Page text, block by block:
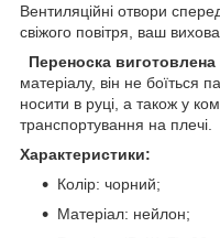
Вентиляційні отвори
свіжого повітря, ваш
Переноска виготовлена
матеріалу, він не боїться
носити в руці, а також у
транспортування на плечі.
Характеристики:
Колір: чорний;
Матеріал: нейлон;